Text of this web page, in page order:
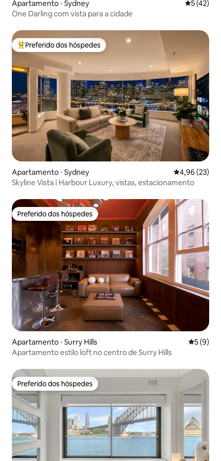
Apartamento ⋅ Sydney 5 de uma
5 (42)
One Darling com vista para a cidade
Entre os melhores preferidos dos hóspedes
Preferido dos hóspedes
Apartamento ⋅ Sydney 4,96 de uma
4,96 (23)
Skyline Vista | Harbour Luxury, vistas, estacionamento
Preferido dos hóspedes
Preferido dos hóspedes
Apartamento ⋅ Surry Hills 5 de
5 (9)
Apartamento estilo loft no centro de Surry Hills
Preferido dos hóspedes
Preferido dos hóspedes